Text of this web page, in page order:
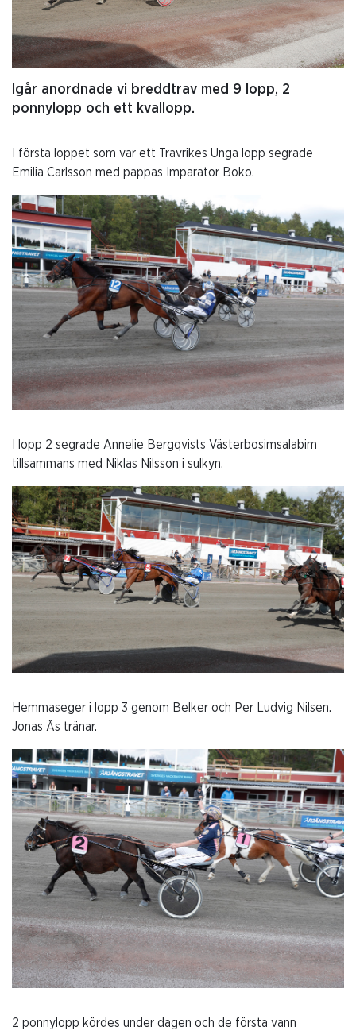
Igår anordnade vi breddtrav med 9 lopp, 2
ponnylopp och ett kvallopp.
I första loppet som var ett Travrikes Unga lopp segrade
Emilia Carlsson med pappas Imparator Boko.
I lopp 2 segrade Annelie Bergqvists Västerbosimsalabim
tillsammans med Niklas Nilsson i sulkyn.
Hemmaseger i lopp 3 genom Belker och Per Ludvig Nilsen.
Jonas Ås tränar.
2 ponnylopp kördes under dagen och de första vann